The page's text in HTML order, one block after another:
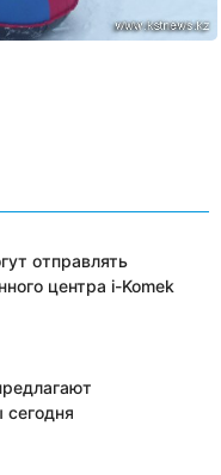
отправлять
центра i-Komek
сегодня